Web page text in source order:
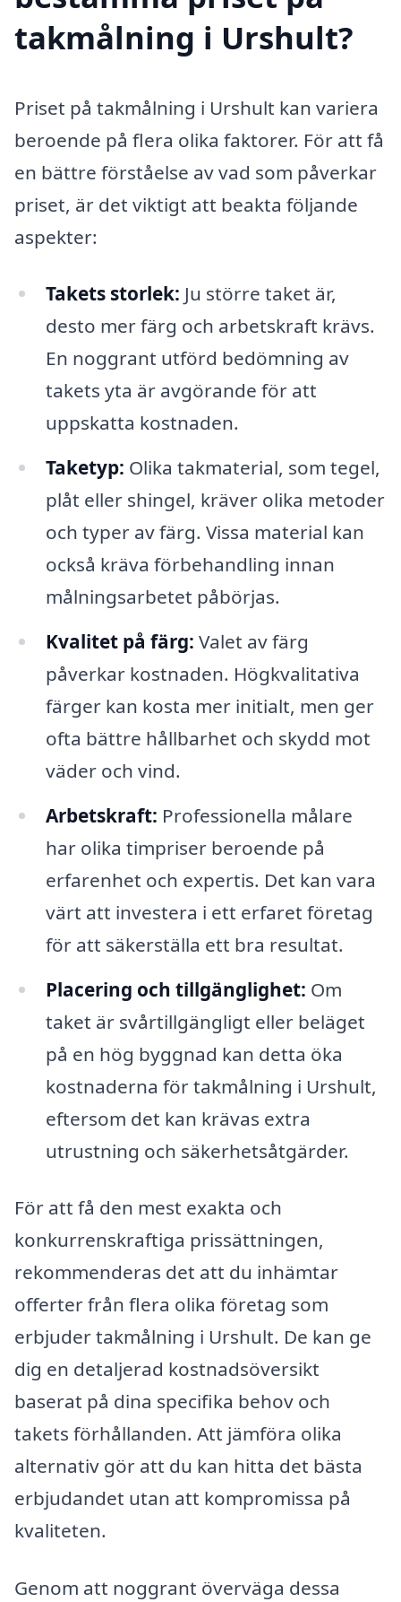
takmålning i Urshult?
Priset på takmålning i Urshult kan variera
beroende på flera olika faktorer. För att få
en bättre förståelse av vad som påverkar
priset, är det viktigt att beakta följande
aspekter:
Takets storlek: Ju större taket är,
desto mer färg och arbetskraft krävs.
En noggrant utförd bedömning av
takets yta är avgörande för att
uppskatta kostnaden.
Taketyp: Olika takmaterial, som tegel,
plåt eller shingel, kräver olika metoder
och typer av färg. Vissa material kan
också kräva förbehandling innan
målningsarbetet påbörjas.
Kvalitet på färg: Valet av färg
påverkar kostnaden. Högkvalitativa
färger kan kosta mer initialt, men ger
ofta bättre hållbarhet och skydd mot
väder och vind.
Arbetskraft: Professionella målare
har olika timpriser beroende på
erfarenhet och expertis. Det kan vara
värt att investera i ett erfaret företag
för att säkerställa ett bra resultat.
Placering och tillgänglighet: Om
taket är svårtillgängligt eller beläget
på en hög byggnad kan detta öka
kostnaderna för takmålning i Urshult,
eftersom det kan krävas extra
utrustning och säkerhetsåtgärder.
För att få den mest exakta och
konkurrenskraftiga prissättningen,
rekommenderas det att du inhämtar
offerter från flera olika företag som
erbjuder takmålning i Urshult. De kan ge
dig en detaljerad kostnadsöversikt
baserat på dina specifika behov och
takets förhållanden. Att jämföra olika
alternativ gör att du kan hitta det bästa
erbjudandet utan att kompromissa på
kvaliteten.
Genom att noggrant överväga dessa